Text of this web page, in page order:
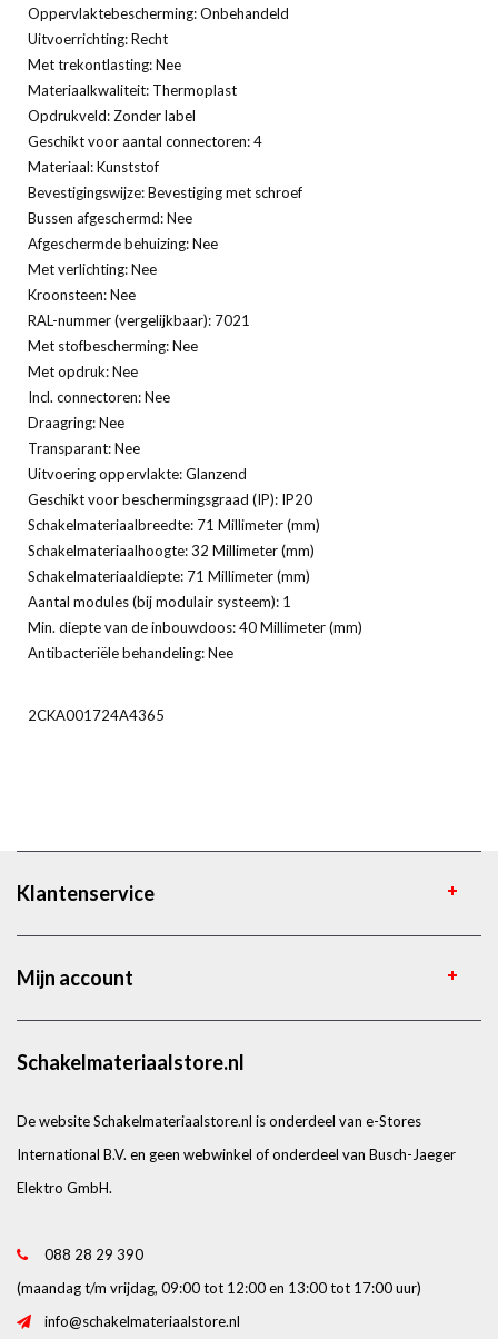
Oppervlaktebescherming: Onbehandeld
Uitvoerrichting: Recht
Met trekontlasting: Nee
Materiaalkwaliteit: Thermoplast
Opdrukveld: Zonder label
Geschikt voor aantal connectoren: 4
Materiaal: Kunststof
Bevestigingswijze: Bevestiging met schroef
Bussen afgeschermd: Nee
Afgeschermde behuizing: Nee
Met verlichting: Nee
Kroonsteen: Nee
RAL-nummer (vergelijkbaar): 7021
Met stofbescherming: Nee
Met opdruk: Nee
Incl. connectoren: Nee
Draagring: Nee
Transparant: Nee
Uitvoering oppervlakte: Glanzend
Geschikt voor beschermingsgraad (IP): IP20
Schakelmateriaalbreedte: 71 Millimeter (mm)
Schakelmateriaalhoogte: 32 Millimeter (mm)
Schakelmateriaaldiepte: 71 Millimeter (mm)
Aantal modules (bij modulair systeem): 1
Min. diepte van de inbouwdoos: 40 Millimeter (mm)
Antibacteriële behandeling: Nee
2CKA001724A4365
Klantenservice
Mijn account
Schakelmateriaalstore.nl
De website Schakelmateriaalstore.nl is onderdeel van e-Stores
International B.V. en geen webwinkel of onderdeel van Busch-Jaeger
Elektro GmbH.
088 28 29 390
(maandag t/m vrijdag, 09:00 tot 12:00 en 13:00 tot 17:00 uur)
info@schakelmateriaalstore.nl